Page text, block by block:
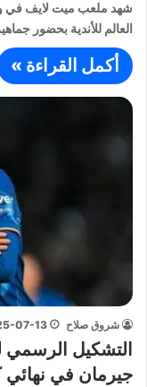
شهد ملعب ميت لايف في
العالم للأندية بحضور
أكمل القراءة »
شروق صلاح 07-13
التشكيل
جيرمان في نهائي